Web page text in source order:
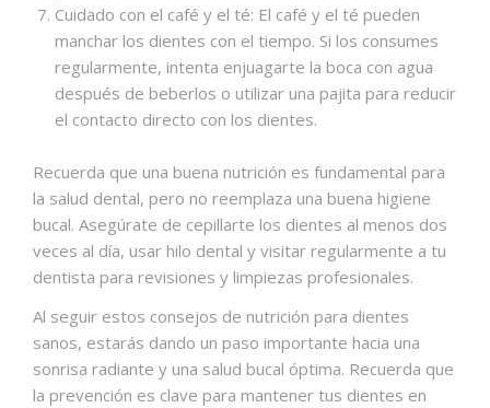
Cuidado con el café y el té: El café y el té pueden
manchar los dientes con el tiempo. Si los consumes
regularmente, intenta enjuagarte la boca con agua
después de beberlos o utilizar una pajita para reducir
el contacto directo con los dientes.
Recuerda que una buena nutrición es fundamental para
la salud dental, pero no reemplaza una buena higiene
bucal. Asegúrate de cepillarte los dientes al menos dos
veces al día, usar hilo dental y visitar regularmente a tu
dentista para revisiones y limpiezas profesionales.
Al seguir estos consejos de nutrición para dientes
sanos, estarás dando un paso importante hacia una
sonrisa radiante y una salud bucal óptima. Recuerda que
la prevención es clave para mantener tus dientes en